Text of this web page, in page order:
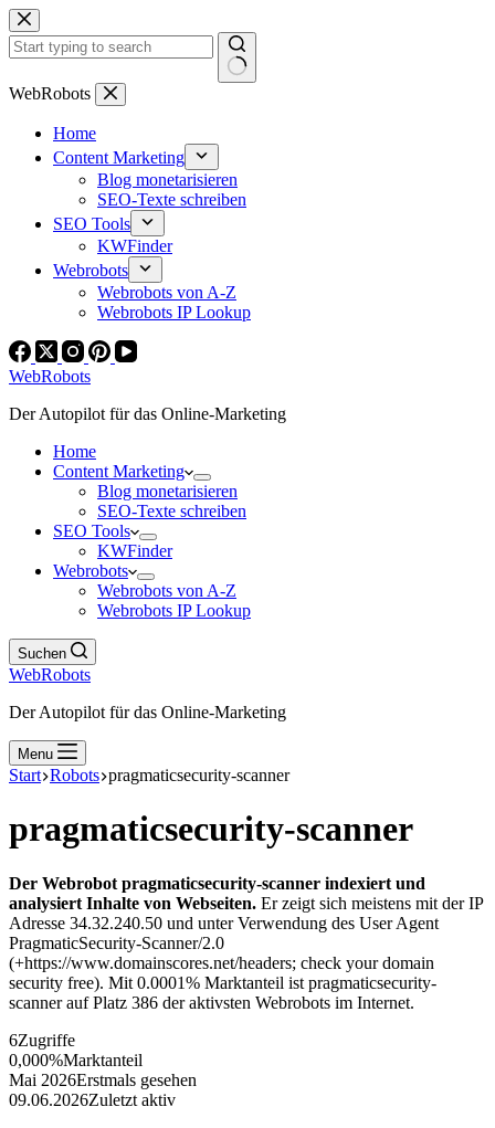
Zum
Inhalt
springen
Keine
WebRobots
Home
Content Marketing
Blog monetarisieren
SEO-Texte schreiben
SEO Tools
KWFinder
Webrobots
Webrobots von A-Z
Webrobots IP Lookup
WebRobots
Der Autopilot für das Online-Marketing
Home
Content Marketing
Blog monetarisieren
SEO-Texte schreiben
SEO Tools
KWFinder
Webrobots
Webrobots von A-Z
Webrobots IP Lookup
Suchen
WebRobots
Der Autopilot für das Online-Marketing
Menu
Start Robots pragmaticsecurity-scanner
pragmaticsecurity-scanner
Der Webrobot pragmaticsecurity-scanner indexiert und
analysiert Inhalte von Webseiten. Er zeigt sich meistens mit der IP
Adresse 34.32.240.50 und unter Verwendung des User Agent
PragmaticSecurity-Scanner/2.0
(+https://www.domainscores.net/headers; check your domain
security free). Mit 0.0001% Marktanteil ist pragmaticsecurity-
scanner auf Platz 386 der aktivsten Webrobots im Internet.
6Zugriffe
0,000%Marktanteil
Mai 2026Erstmals gesehen
09.06.2026Zuletzt aktiv